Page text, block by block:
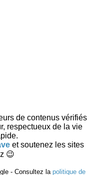
de contenus vérifiés
respectueux de la vie
et soutenez les sites
😉
- Consultez la politique de